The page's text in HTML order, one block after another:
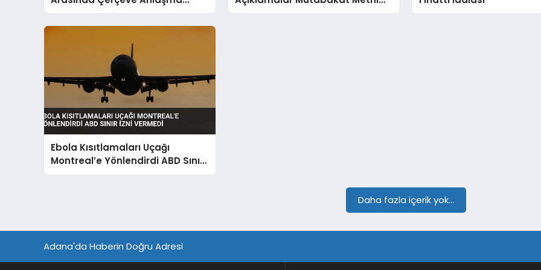
İmzalandı
Dijital Ortamda İmzalandı
Ebola Kısıtlamaları Uçağı
Montreal’e Yönlendirdi ABD Sınır
İzni Vermedi
Daha fazla içerik yok...
Adana'da Haberin Doğru Adresi